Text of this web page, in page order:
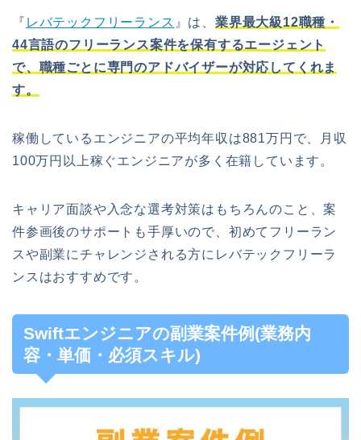
『 レバテックフリーランス 』は、業界最大級12職種・
44言語のフリーランス案件を保有するエージェント
で、職種ごとに専門のアドバイザーが対応してくれま
す。
稼働しているエンジニアの平均年収は881万円で、月収
100万円以上稼ぐエンジニアが多く在籍しています。
キャリア面談や入念な選考対策はもちろんのこと、案
件参画後のサポートも手厚いので、初めてフリーラン
スや副業にチャレンジされる方にレバテックフリーラ
ンスはおすすめです。
Swiftエンジニアの副業案件例(業務内
容・単価・必須スキル)